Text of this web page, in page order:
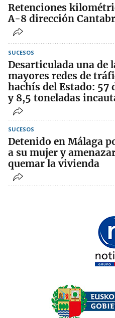
Retenciones
A-8 dirección
SUCESOS
Desarticulada una de
mayores redes de
hachís del Estado: 57
y 8,5 toneladas
SUCESOS
Detenido en Málaga
a su mujer y
quemar la vivienda